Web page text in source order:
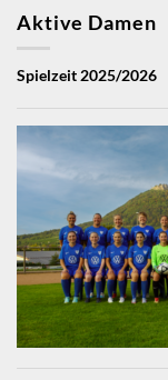
Aktive Damen
Spielzeit 2025/2026